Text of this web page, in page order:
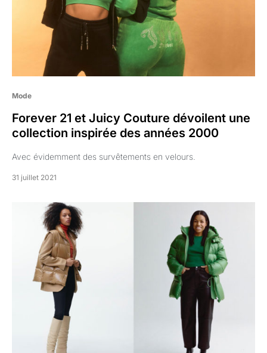
Mode
Forever 21 et Juicy Couture dévoilent une
collection inspirée des années 2000
Avec évidemment des survêtements en velours.
31 juillet 2021